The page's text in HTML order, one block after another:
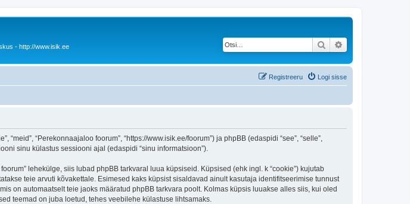
- http://www.isik.ee Otsi
Logi sisse
Registreeru
“Perekonnaajaloo foorum”, “https://www.isik.ee/foorum”) ja phpBB (edaspidi “see”, “selle”,
sinu külastus sessiooni ajal (edaspidi “sinu informatsioon”).
lehekülge, siis lubad phpBB tarkvaral luua küpsiseid. Küpsised (ehk ingl. k “cookie”) kujutab
teie arvuti kõvakettale. Esimesed kaks küpsist sisaldavad ainult kasutaja identifitseerimise tunnust
on automaatselt teie jaoks määratud phpBB tarkvara poolt. Kolmas küpsis luuakse alles siis, kui oled
teemad on juba loetud, tehes veebilehe külastuse lihtsamaks.